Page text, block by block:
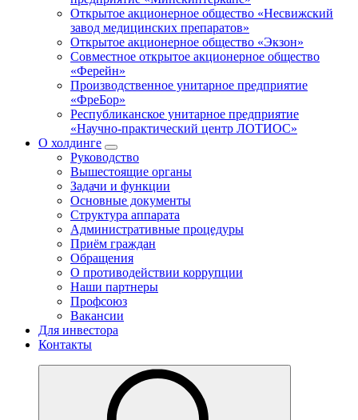
Открытое акционерное общество «Несвижский
завод медицинских препаратов»
Открытое акционерное общество «Экзон»
Совместное открытое акционерное общество
«Ферейн»
Производственное унитарное предприятие
«ФреБор»
Республиканское унитарное предприятие
«Научно-практический центр ЛОТИОС»
О холдинге
Руководство
Вышестоящие органы
Задачи и функции
Основные документы
Структура аппарата
Административные процедуры
Приём граждан
Обращения
О противодействии коррупции
Наши партнеры
Профсоюз
Вакансии
Для инвестора
Контакты